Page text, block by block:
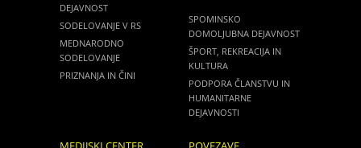
DEJAVNOST
SODELOVANJE V RS
MEDNARODNO
SODELOVANJE
PRIZNANJA IN ČINI
SPOMINSKO
DOMOLJUBNA DEJAVNOST
ŠPORT, REKREACIJA IN
KULTURA
PODPORA ČLANSTVU IN
HUMANITARNE
DEJAVNOSTI